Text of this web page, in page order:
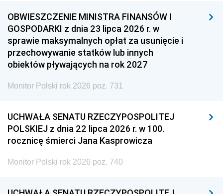
OBWIESZCZENIE MINISTRA FINANSÓW I
GOSPODARKI z dnia 23 lipca 2026 r. w
sprawie maksymalnych opłat za usunięcie i
przechowywanie statków lub innych
obiektów pływających na rok 2027
Monitor Polski rok 2026 poz. 731
UCHWAŁA SENATU RZECZYPOSPOLITEJ
POLSKIEJ z dnia 22 lipca 2026 r. w 100.
rocznicę śmierci Jana Kasprowicza
Monitor Polski rok 2026 poz. 740